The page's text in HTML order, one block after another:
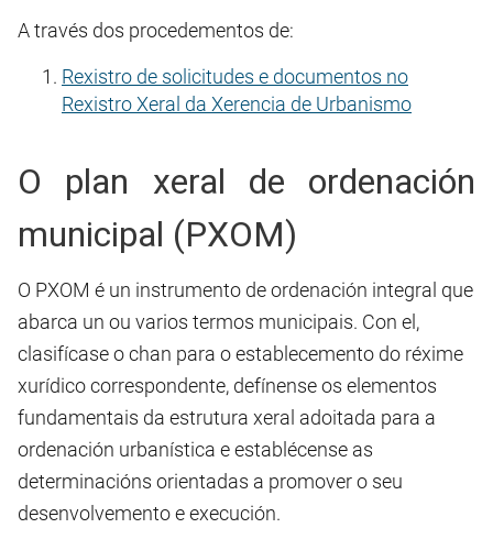
A través dos procedementos de:
Rexistro de solicitudes e documentos no
Rexistro Xeral da Xerencia de Urbanismo
O plan xeral de ordenación
municipal (PXOM)
O PXOM é un instrumento de ordenación integral que
abarca un ou varios termos municipais. Con el,
clasifícase o chan para o establecemento do réxime
xurídico correspondente, defínense os elementos
fundamentais da estrutura xeral adoitada para a
ordenación urbanística e establécense as
determinacións orientadas a promover o seu
desenvolvemento e execución.